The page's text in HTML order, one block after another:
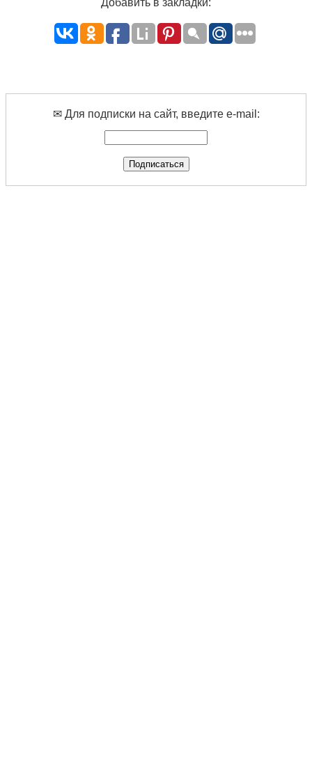
✉ Для подписки на сайт, введите e-mail: